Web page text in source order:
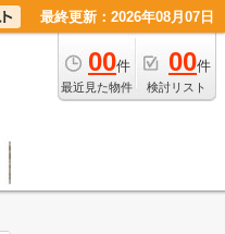
最終更新：2026年08月07日
00件
最近見た物件
00件
検討リスト